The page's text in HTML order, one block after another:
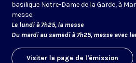
basilique Notre-Dame de la Garde, à
messe.
Le lundi à 7h25, la messe
Du mardi au samedi à 7h25, messe avec
Visiter la page de l'émission